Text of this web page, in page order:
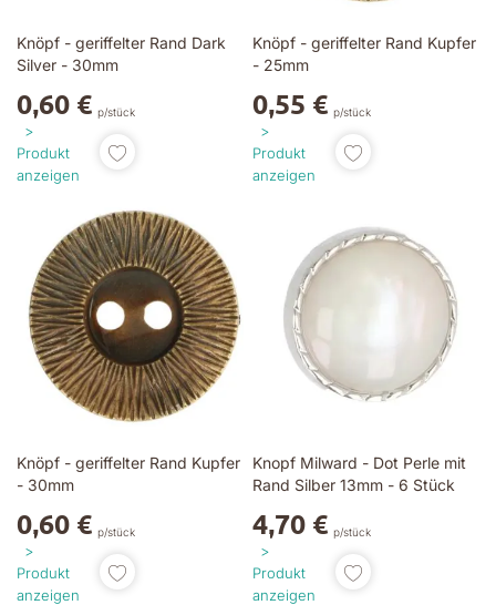
Knöpf - geriffelter Rand Dark
Silver - 30mm
0,60 € p/stück
Produkt
anzeigen
Knöpf - geriffelter Rand Kupfer
- 25mm
0,55 € p/stück
Produkt
anzeigen
Knöpf - geriffelter Rand Kupfer
- 30mm
0,60 € p/stück
Produkt
anzeigen
Knopf Milward - Dot Perle mit
Rand Silber 13mm - 6 Stück
4,70 € p/stück
Produkt
anzeigen